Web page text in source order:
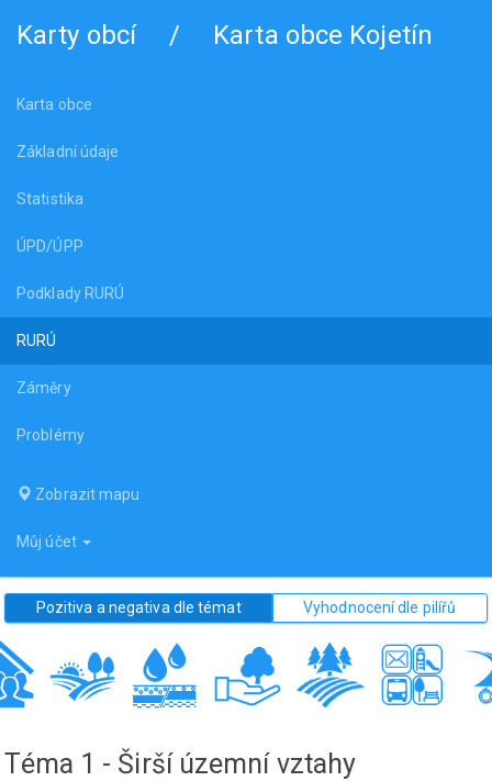
Karty obcí / Karta obce Kojetín
Karta obce
Základní údaje
Statistika
ÚPD/ÚPP
Podklady RURÚ
RURÚ
Záměry
Problémy
Zobrazit mapu
Můj účet
Pozitiva a negativa dle témat Vyhodnocení dle pilířů
Téma 1 - Širší územní vztahy